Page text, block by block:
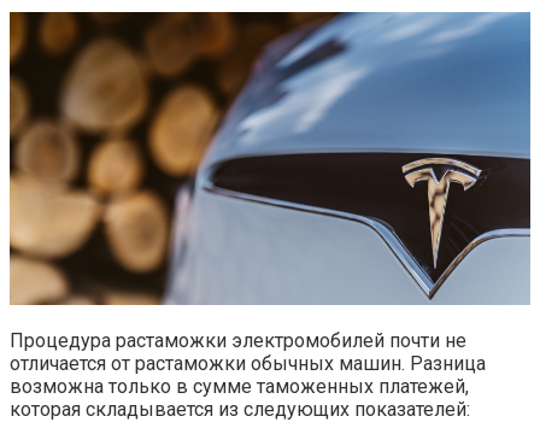
Процедура растаможки электромобилей почти не
отличается от растаможки обычных машин. Разница
возможна только в сумме таможенных платежей,
которая складывается из следующих показателей: